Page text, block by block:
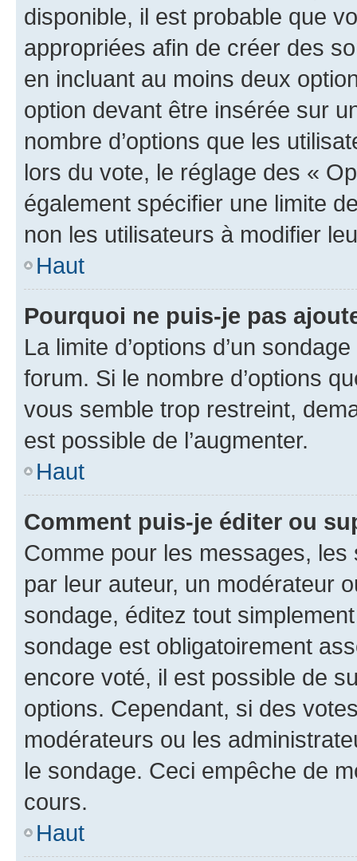
disponible, il est probable que
appropriées afin de créer des
en incluant au moins deux
option devant être insérée sur
nombre d’options que les
lors du vote, le réglage des «
également spécifier une limite
non les utilisateurs à modifier
Haut
Pourquoi ne puis-je pas
La limite d’options d’un
forum. Si le nombre d’options
vous semble trop restreint,
est possible de l’augmenter.
Haut
Comment puis-je éditer ou
Comme pour les messages,
par leur auteur, un modérateur
sondage, éditez tout
sondage est obligatoirement
encore voté, il est possible de
options. Cependant, si des
modérateurs ou les
le sondage. Ceci empêche de
cours.
Haut